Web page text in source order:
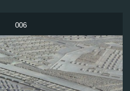
006